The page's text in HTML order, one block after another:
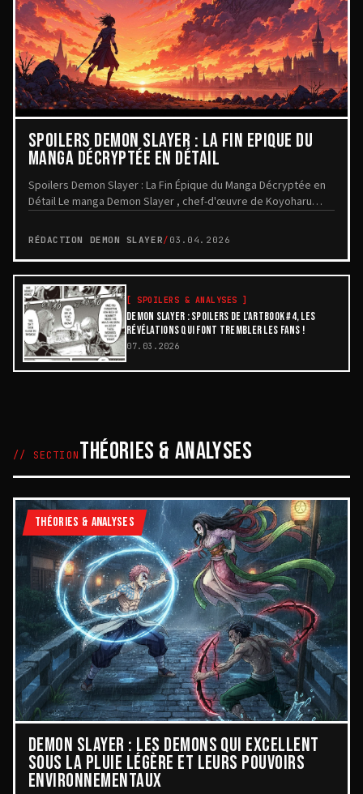
SPOILERS DEMON SLAYER : LA FIN ÉPIQUE DU
MANGA DÉCRYPTÉE EN DÉTAIL
Spoilers Demon Slayer : La Fin Épique du Manga Décryptée en
Détail Le manga Demon Slayer , chef-d'œuvre de Koyoharu
RÉDACTION DEMON SLAYER/ 03.04.2026
[ SPOILERS & ANALYSES ]
DEMON SLAYER : SPOILERS DE L'ARTBOOK #4, LES
RÉVÉLATIONS QUI FONT TREMBLER LES FANS !
07.03.2026
// SECTIONTHÉORIES & ANALYSES
THÉORIES & ANALYSES
DEMON SLAYER : LES DÉMONS QUI EXCELLENT
SOUS LA PLUIE LÉGÈRE ET LEURS POUVOIRS
ENVIRONNEMENTAUX